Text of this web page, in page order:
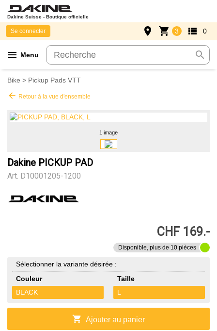
Dakine Suisse - Boutique officielle
menu Menu search
Se connecter place shopping_cart 3 view_list 0
Bike > Pickup Pads VTT
arrow_back Retour à la vue d'ensemble
1 image
Dakine PICKUP PAD
Art. D10001205-1200
CHF 169.-
Disponible, plus de 10 pièces
Sélectionner la variante désirée :
Couleur
BLACK
Taille
L
shopping_cart Ajouter au panier